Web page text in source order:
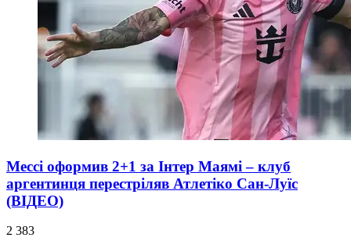
Мессі оформив 2+1 за Інтер Маямі – клуб
аргентинця перестріляв Атлетіко Сан-Луїс
(ВІДЕО)
2 383